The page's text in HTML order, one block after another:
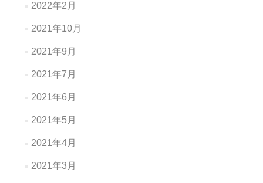
2022年2月
2021年10月
2021年9月
2021年7月
2021年6月
2021年5月
2021年4月
2021年3月